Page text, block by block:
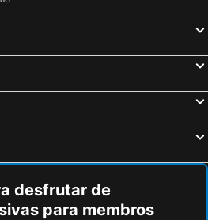
Bordéus, Aquitânia Hotéis
desfrutar de
para membros